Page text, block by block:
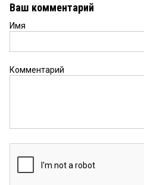
Ваш комментарий
Имя
Комментарий